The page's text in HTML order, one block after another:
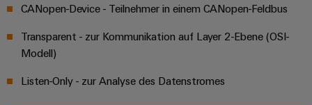
CANopen-Device - Teilnehmer in einem CANopen-Feldbus​
Transparent - zur Kommunikation auf Layer 2-Ebene (OSI-
Modell)​
Listen-Only - zur Analyse des Datenstromes​